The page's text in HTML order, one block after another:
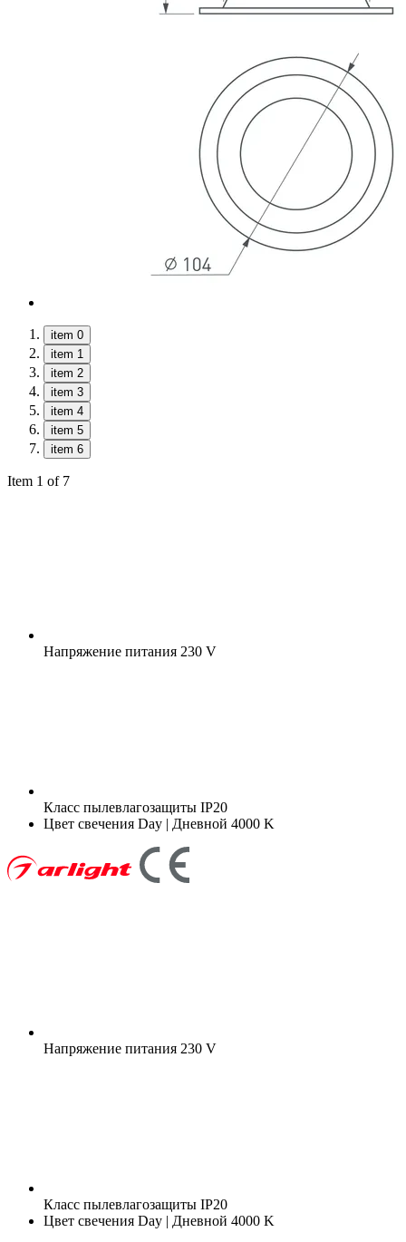
item 0
item 1
item 2
item 3
item 4
item 5
item 6
Item 1 of 7
Напряжение питания 230 V
Класс пылевлагозащиты IP20
Цвет свечения Day | Дневной 4000 K
Напряжение питания 230 V
Класс пылевлагозащиты IP20
Цвет свечения Day | Дневной 4000 K